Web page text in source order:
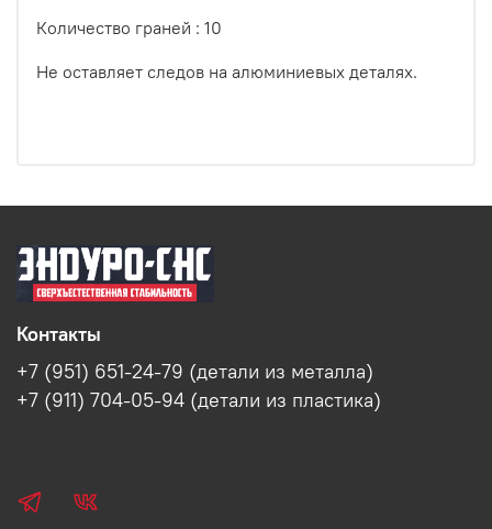
Количество граней : 10
Не оставляет следов на алюминиевых деталях.
Контакты
+7 (951) 651-24-79 (детали из металла)
+7 (911) 704-05-94 (детали из пластика)